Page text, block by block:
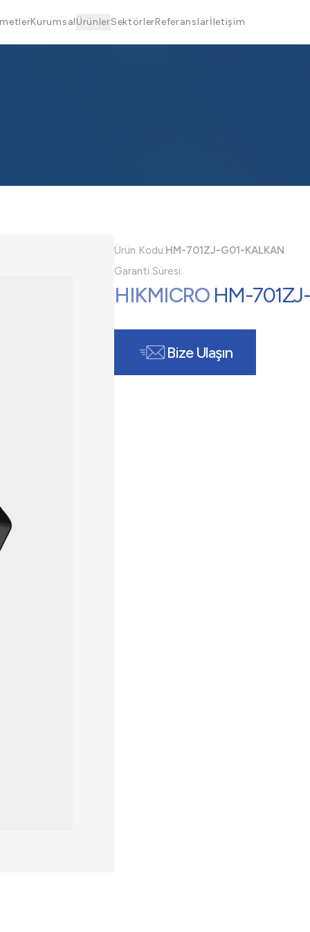
KurumsalÜrünlerSektörlerReferanslarİletişim
Ürün Kodu:HM-701ZJ-G01-KALKAN
Garanti Süresi:
HIKMICROHM-
Bize Ulaşın